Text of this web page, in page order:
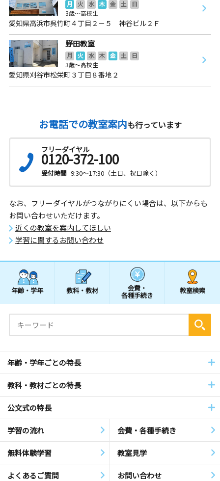
月 火 水 木 金 土
日
3歳～高校生
愛知県高浜市呉竹町４丁目２－５ 神谷ビル２Ｆ
野田教室
月 火 水 木 金 土
日
3歳～高校生
愛知県刈谷市松栄町３丁目８番地２
お電話での教室案内も行っています
フリーダイヤル
0120-372-100
受付時間 9:30～17:30（土日、祝日除く）
なお、フリーダイヤルがつながりにくい場合は、以下からも
お問い合わせいただけます。
近くの教室を案内してほしい
学習に関するお問い合わせ
年齢・学年 教科・教材 会費・
各種手続き
教室検索
年齢・学年ごとの特長
教科・教材ごとの特長
公文式の特長
学習の流れ 会費・各種手続き
無料体験学習 教室見学
よくあるご質問 お問い合わせ